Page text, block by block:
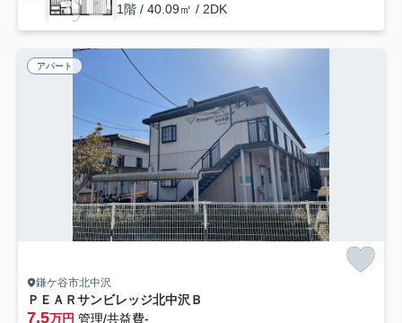
1階 / 40.09㎡ / 2DK
アパート
鎌ケ谷市北中沢
ＰＥＡＲサンビレッジ北中沢Ｂ
7.5万円 管理/共益費-